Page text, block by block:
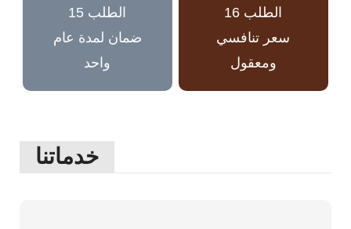
ضمان لمدة عام
واحد
سعر تنافسي
ومعقول
خدماتنا